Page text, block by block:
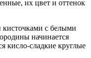
их цвет и оттенок
с белыми
начинается
кисло-сладкие круглые